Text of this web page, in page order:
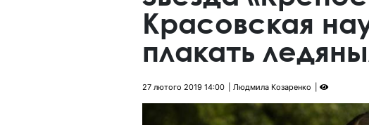
Красовская
плакать
27 лютого 2019 14:00 Людмила Козаренко